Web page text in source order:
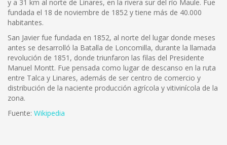
y a 31 km al norte de Linares, en la rivera sur del río Maule. Fue
fundada el 18 de noviembre de 1852 y tiene más de 40.000
habitantes.
San Javier fue fundada en 1852, al norte del lugar donde meses
antes se desarrolló la Batalla de Loncomilla, durante la llamada
revolución de 1851, donde triunfaron las filas del Presidente
Manuel Montt. Fue pensada como lugar de descanso en la ruta
entre Talca y Linares, además de ser centro de comercio y
distribución de la naciente producción agrícola y vitivinícola de la
zona.
Fuente: Wikipedia